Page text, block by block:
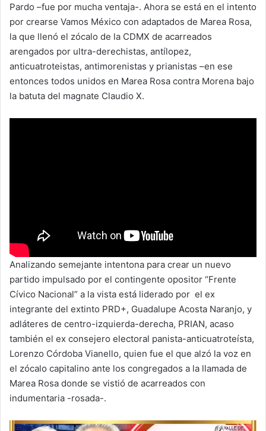
Pardo –fue por mucha ventaja-. Ahora se está en el intento
por crearse Vamos México con adaptados de Marea Rosa,
la que llenó el zócalo de la CDMX de acarreados
arengados por ultra-derechistas, antílopez,
anticuatroteistas, antimorenistas y prianistas –en ese
entonces todos unidos en Marea Rosa contra Morena bajo
la batuta del magnate Claudio X.
Analizando semejante intentona para crear un nuevo
partido impulsado por el contingente opositor “Frente
Cívico Nacional” a la vista está liderado por el ex
integrante del extinto PRD+, Guadalupe Acosta Naranjo, y
adláteres de centro-izquierda-derecha, PRIAN, acaso
también el ex consejero electoral panista-anticuatroteísta,
Lorenzo Córdoba Vianello, quien fue el que alzó la voz en
el zócalo capitalino ante los congregados a la llamada de
Marea Rosa donde se vistió de acarreados con
indumentaria -rosada-.